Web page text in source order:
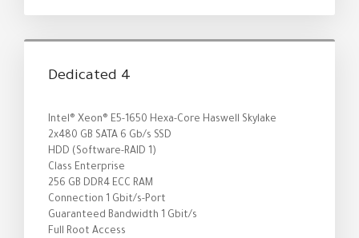
Dedicated 4
Intel® Xeon® E5-1650 Hexa-Core Haswell Skylake
2x480 GB SATA 6 Gb/s SSD
HDD (Software-RAID 1)
Class Enterprise
256 GB DDR4 ECC RAM
Connection 1 Gbit/s-Port
Guaranteed Bandwidth 1 Gbit/s
Full Root Access